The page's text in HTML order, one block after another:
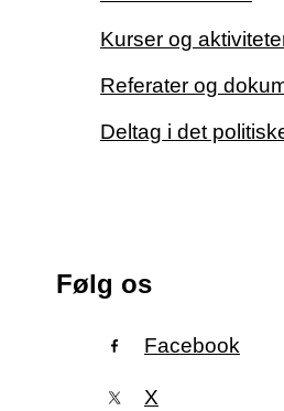
Kurser og
Referater og
Deltag i det
Følg os
Facebook
X